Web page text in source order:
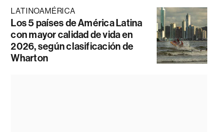
LATINOAMÉRICA
Los 5 países de América Latina
con mayor calidad de vida en
2026, según clasificación de
Wharton